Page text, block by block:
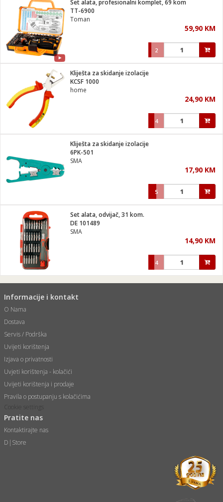
Set alata, profesionalni komplet, 69 kom
TT-6900
Toman
59,90 KM
2
Kliješta za skidanje izolacije
KCSF 1000
home
24,90 KM
4
Kliješta za skidanje izolacije
6PK-501
SMA
17,90 KM
5
Set alata, odvijač, 31 kom.
DE 101489
SMA
14,90 KM
4
Informacije i kontakt
O Nama
Dostava
Servis / Podrška
Uvijeti korištenja
Izjava o privatnosti
Uvjeti korištenja - kolačići
Uvijeti korištenja i prodaje
Pravila o postupanju s kolačićima
Cookie settings
Pratite nas
Kontaktirajte nas
D|Store